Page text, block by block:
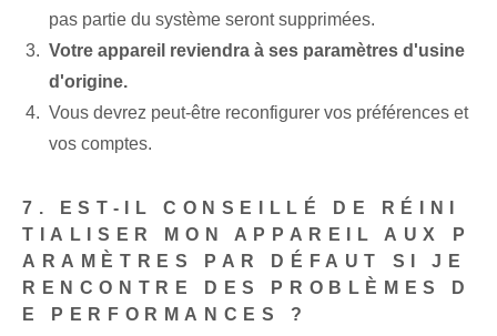
pas partie du système seront supprimées.
Votre appareil reviendra à ses paramètres d'usine
d'origine.
Vous devrez peut-être reconfigurer vos préférences et
vos comptes.
7. EST-IL CONSEILLÉ DE RÉINI
TIALISER MON APPAREIL AUX P
ARAMÈTRES PAR DÉFAUT SI JE
RENCONTRE DES PROBLÈMES D
E PERFORMANCES ?